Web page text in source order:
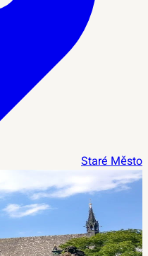
Staré Město